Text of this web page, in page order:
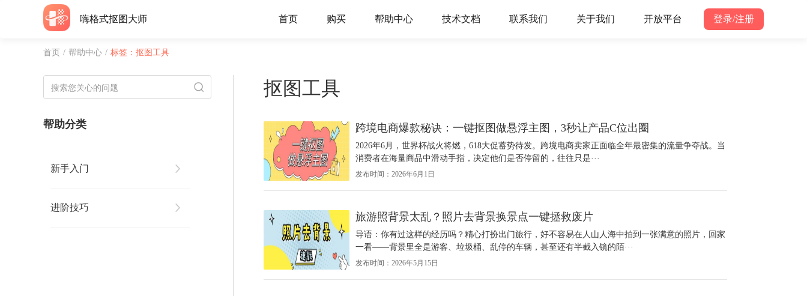
嗨格式抠图大师 首页 购买 帮助中心 技术文档 联系我们 关于我们 开放平台 登录/注册
首页 / 帮助中心 / 标签：抠图工具
抠图工具
跨境电商爆款秘诀：一键抠图做悬浮主图，3秒让产品C位出圈
2026年6月，世界杯战火将燃，618大促蓄势待发。跨境电商卖家正面临全年最密集的流量争夺战。当
消费者在海量商品中滑动手指，决定他们是否停留的，往往只是···
发布时间：2026年6月1日
旅游照背景太乱？照片去背景换景点一键拯救废片
导语：你有过这样的经历吗？精心打扮出门旅行，好不容易在人山人海中拍到一张满意的照片，回家
一看——背景里全是游客、垃圾桶、乱停的车辆，甚至还有半截入镜的陌···
发布时间：2026年5月15日
帮助分类
新手入门
进阶技巧